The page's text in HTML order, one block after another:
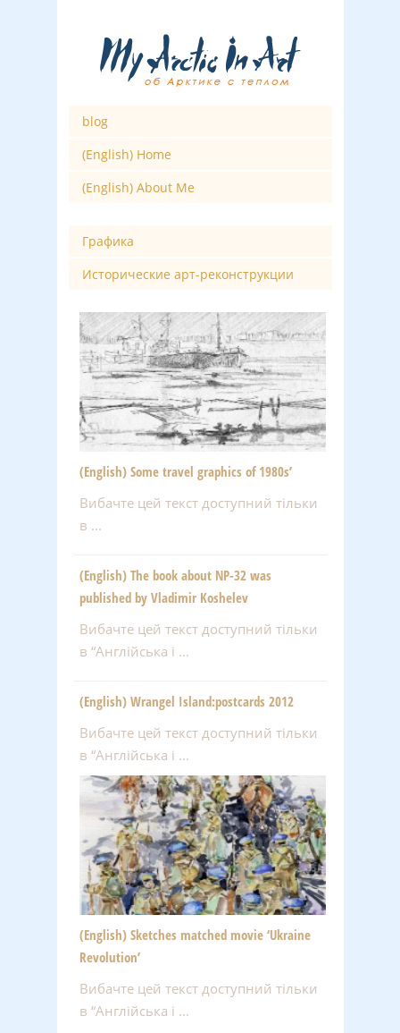
blog
(English) Home
(English) About Me
Графика
Исторические арт-реконструкции
(English) Some travel graphics of 1980s’
Вибачте цей текст доступний тільки
в ...
(English) The book about NP-32 was
published by Vladimir Koshelev
Вибачте цей текст доступний тільки
в “Англійська і ...
(English) Wrangel Island:postcards 2012
Вибачте цей текст доступний тільки
в “Англійська і ...
(English) Sketches matched movie ‘Ukraine
Revolution’
Вибачте цей текст доступний тільки
в “Англійська і ...